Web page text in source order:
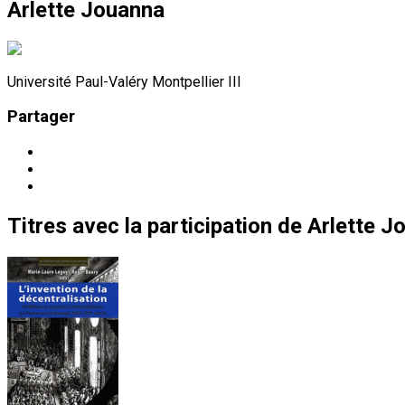
Arlette Jouanna
Université Paul-Valéry Montpellier III
Partager
Titres avec la participation de Arlette